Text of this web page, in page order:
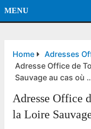
MENU
Home
Adresses
Adresse Office de
Sauvage au cas où
Adresse Office
la Loire